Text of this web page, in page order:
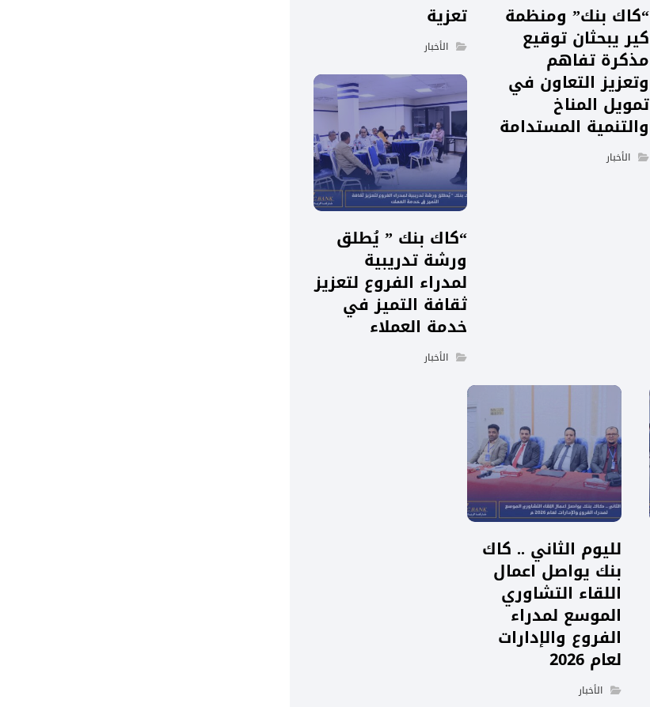
“كاك بنك” ومنظمة
كير يبحثان توقيع
مذكرة تفاهم
وتعزيز التعاون في
تمويل المناخ
والتنمية المستدامة
الأخبار
تعزية
الأخبار
“كاك بنك ” يُطلق
ورشة تدريبية
لمدراء الفروع لتعزيز
ثقافة التميز في
خدمة العملاء
الأخبار
لليوم الثاني .. كاك
بنك يواصل اعمال
اللقاء التشاوري
الموسع لمدراء
الفروع والإدارات
لعام 2026
الأخبار